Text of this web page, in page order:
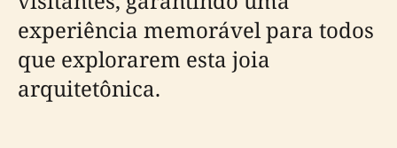
experiência memorável para todos
que explorarem esta joia
arquitetônica.